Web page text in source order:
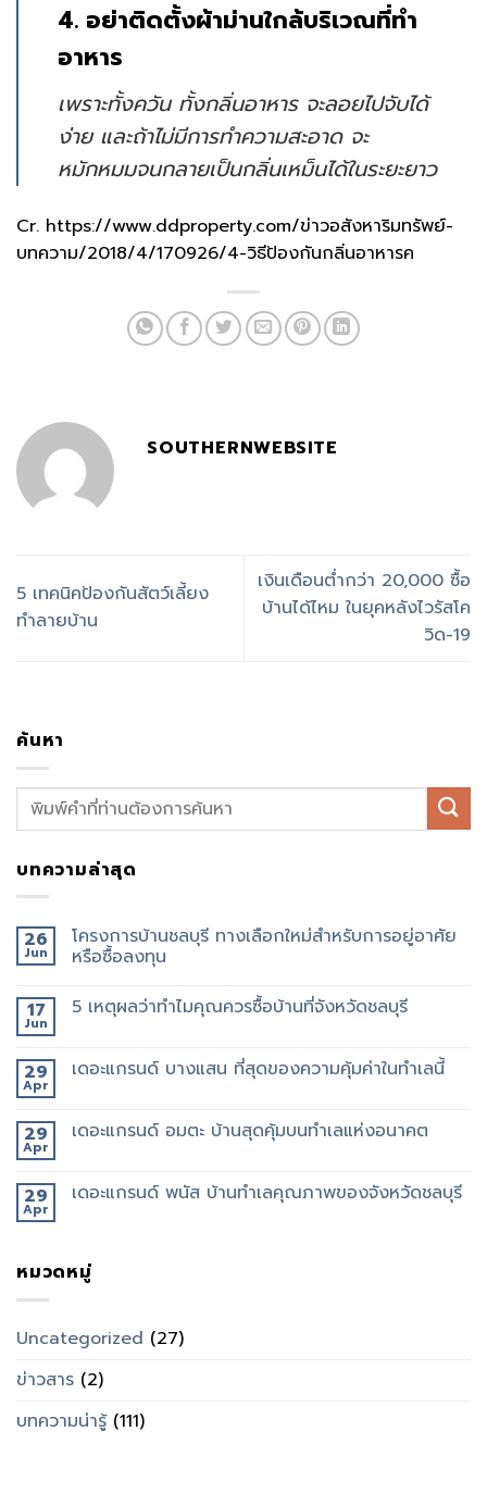
4. อย่าติดตั้งผ้าม่านใกล้บริเวณที่ทำ
อาหาร
เพราะทั้งควัน ทั้งกลิ่นอาหาร จะลอยไปจับได้
ง่าย และถ้าไม่มีการทำความสะอาด จะ
หมักหมมจนกลายเป็นกลิ่นเหม็นได้ในระยะยาว
Cr. https://www.ddproperty.com/ข่าวอสังหาริมทรัพย์-
บทความ/2018/4/170926/4-วิธีป้องกันกลิ่นอาหารค
SOUTHERNWEBSITE
5 เทคนิคป้องกันสัตว์เลี้ยง
ทำลายบ้าน
เงินเดือนต่ำกว่า 20,000 ซื้อ
บ้านได้ไหม ในยุคหลังไวรัสโค
วิด-19
ค้นหา
บทความล่าสุด
26
Jun
โครงการบ้านชลบุรี ทางเลือกใหม่สำหรับการอยู่อาศัย
หรือซื้อลงทุน
17
Jun
5 เหตุผลว่าทำไมคุณควรซื้อบ้านที่จังหวัดชลบุรี
29
Apr
เดอะแกรนด์ บางแสน ที่สุดของความคุ้มค่าในทำเลนี้
29
Apr
เดอะแกรนด์ อมตะ บ้านสุดคุ้มบนทำเลแห่งอนาคต
29
Apr
เดอะแกรนด์ พนัส บ้านทำเลคุณภาพของจังหวัดชลบุรี
หมวดหมู่
Uncategorized (27)
ข่าวสาร (2)
บทความน่ารู้(111)